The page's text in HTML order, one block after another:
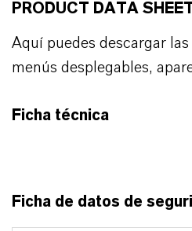
PRODUCT DATA
Aquí puedes descargar
menús desplegables,
Ficha técnica
Ficha de datos de